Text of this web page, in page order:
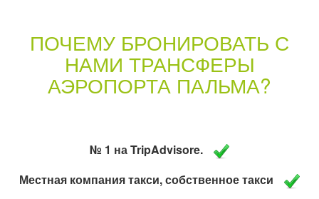
ПОЧЕМУ БРОНИРОВАТЬ С
НАМИ ТРАНСФЕРЫ
АЭРОПОРТА ПАЛЬМА?
№ 1 на TripAdvisore.
Местная компания такси, собственное такси